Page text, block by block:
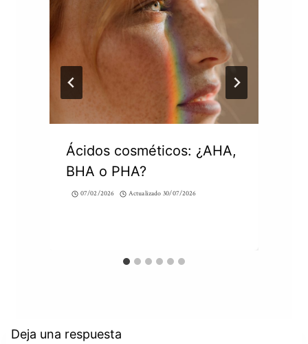
Ácidos cosméticos: ¿AHA,
BHA o PHA?
07/02/2026 Actualizado 30/07/2026
Deja una respuesta